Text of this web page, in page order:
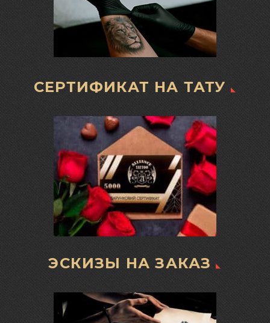
СЕРТИФИКАТ НА ТАТУ
ЭСКИЗЫ НА ЗАКАЗ